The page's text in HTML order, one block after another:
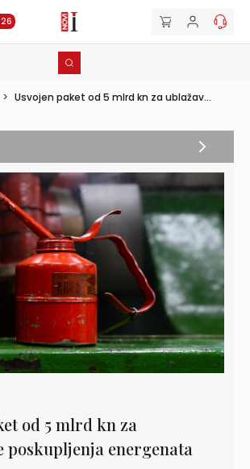
> Usvojen paket od 5 mlrd kn za ublažav...
od 5 mlrd kn za
poskupljenja energenata